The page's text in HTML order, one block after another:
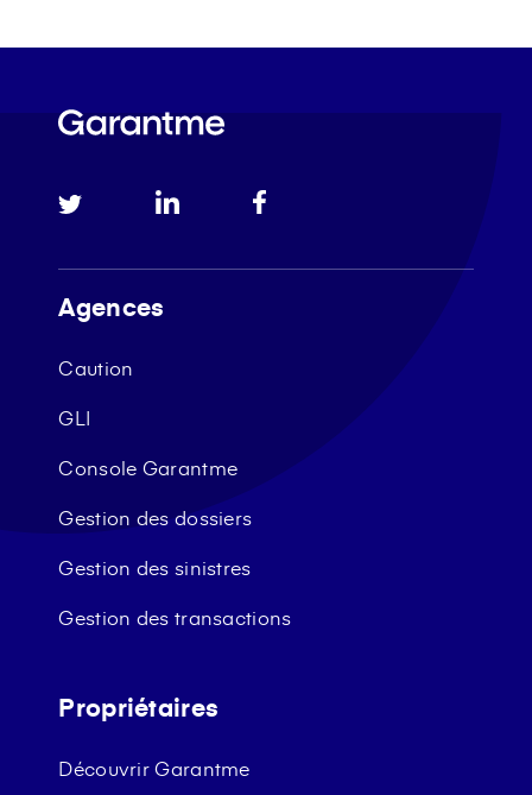
Agences
Caution
GLI
Console Garantme
Gestion des dossiers
Gestion des sinistres
Gestion des transactions
Propriétaires
Découvrir Garantme